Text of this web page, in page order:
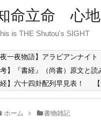
命立命 心
is THE Shutou's SIGHT
夜一夜物語】アラビアンナイト
考】『書経』（尚書）原文と読
経】六十四卦配列早見表！
ホーム 書物雑記